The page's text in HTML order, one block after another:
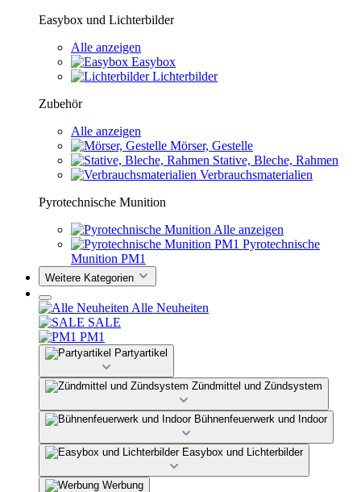
Easybox und Lichterbilder
Alle anzeigen
Easybox
Lichterbilder
Zubehör
Alle anzeigen
Mörser, Gestelle
Stative, Bleche, Rahmen
Verbrauchsmaterialien
Pyrotechnische Munition
Alle anzeigen
Pyrotechnische
Munition PM1
Weitere Kategorien
Alle Neuheiten
SALE
PM1
Partyartikel
Zündmittel und Zündsystem
Bühnenfeuerwerk und Indoor
Easybox und Lichterbilder
Werbung